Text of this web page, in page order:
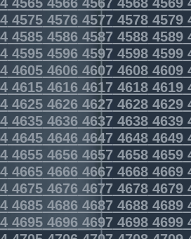
45754576457745784579
45854586458745884589
45954596459745984599
46054606460746084609
46154616461746184619
46254626462746284629
46354636463746384639
46454646464746484649
46554656465746584659
46654666466746684669
46754676467746784679
46854686468746884689
46954696469746984699